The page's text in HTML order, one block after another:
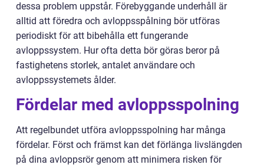
dessa problem uppstår. Förebyggande underhåll är
alltid att föredra och avloppsspålning bör utföras
periodiskt för att bibehålla ett fungerande
avloppssystem. Hur ofta detta bör göras beror på
fastighetens storlek, antalet användare och
avloppssystemets ålder.
Fördelar med avloppsspolning
Att regelbundet utföra avloppsspolning har många
fördelar. Först och främst kan det förlänga livslängden
på dina avloppsrör genom att minimera risken för